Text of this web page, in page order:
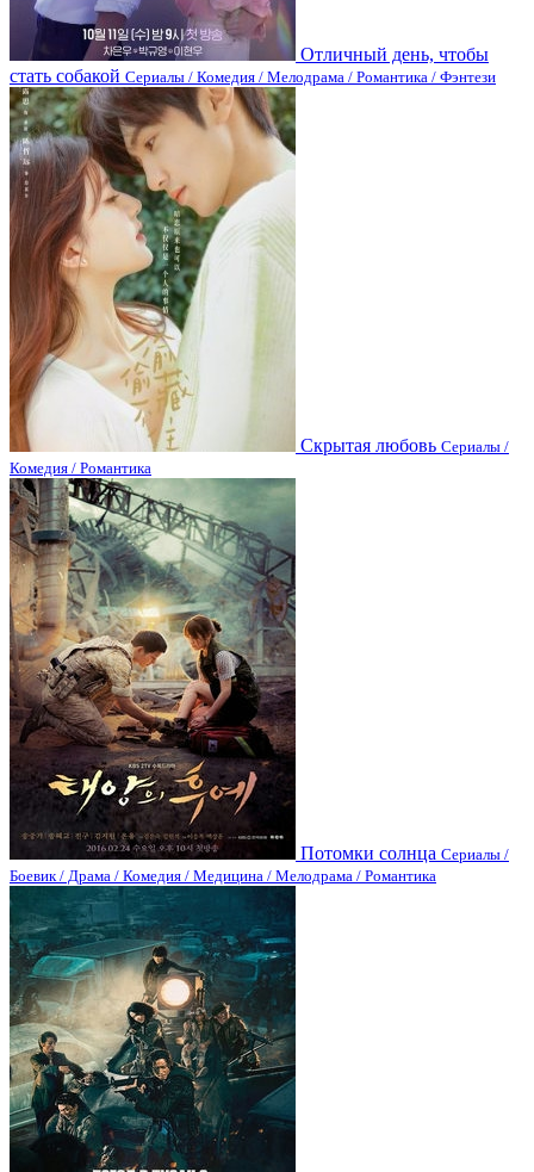
Отличный день, чтобы
стать собакой Сериалы / Комедия / Мелодрама / Романтика / Фэнтези
Скрытая любовь Сериалы /
Комедия / Романтика
Потомки солнца Сериалы /
Боевик / Драма / Комедия / Медицина / Мелодрама / Романтика